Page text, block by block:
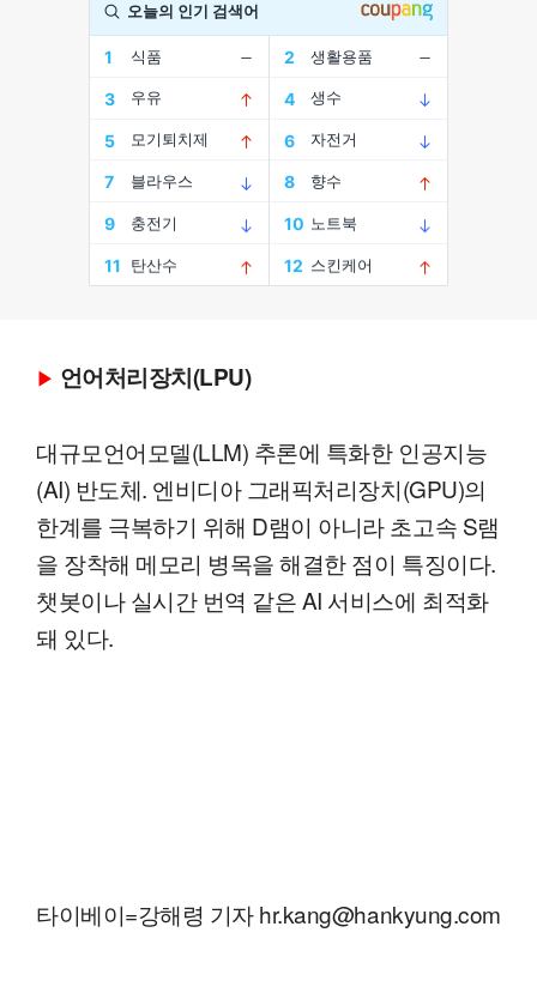
▶ 언어처리장치(LPU)
대규모언어모델(LLM) 추론에 특화한 인공지능
(AI) 반도체. 엔비디아 그래픽처리장치(GPU)의
한계를 극복하기 위해 D램이 아니라 초고속 S램
을 장착해 메모리 병목을 해결한 점이 특징이다.
챗봇이나 실시간 번역 같은 AI 서비스에 최적화
돼 있다.
타이베이=강해령 기자 hr.kang@hankyung.com